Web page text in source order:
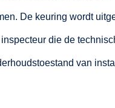
De keuring wordt
die de
van